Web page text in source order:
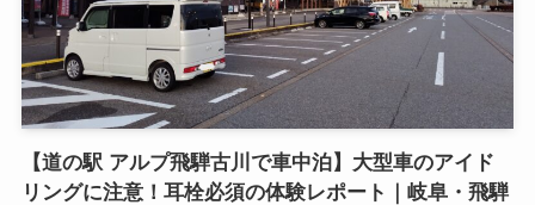
【道の駅 アルプ飛騨古川で車中泊】大型車のアイド
リングに注意！耳栓必須の体験レポート｜岐阜・飛騨